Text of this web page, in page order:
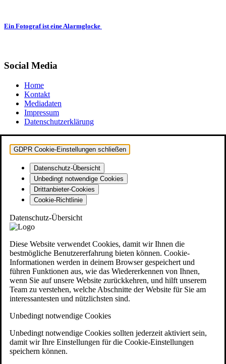
Ein Fotograf ist eine Alarmglocke
Social Media
Home
Kontakt
Mediadaten
Impressum
Datenschutzerklärung
GDPR Cookie-Einstellungen schließen
Datenschutz-Übersicht
Unbedingt notwendige Cookies
Drittanbieter-Cookies
Cookie-Richtlinie
Datenschutz-Übersicht
Diese Website verwendet Cookies, damit wir Ihnen die
bestmögliche Benutzererfahrung bieten können. Cookie-
Informationen werden in deinem Browser gespeichert und
führen Funktionen aus, wie das Wiedererkennen von Ihnen,
wenn Sie auf unsere Website zurückkehren, und hilft unserem
Team zu verstehen, welche Abschnitte der Website für Sie am
interessantesten und nützlichsten sind.
Unbedingt notwendige Cookies
Unbedingt notwendige Cookies sollten jederzeit aktiviert sein,
damit wir Ihre Einstellungen für die Cookie-Einstellungen
speichern können.